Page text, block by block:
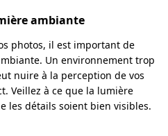
ambiante
photos, il est important de
Un environnement trop
nuire à la perception de vos
Veillez à ce que la lumière
les détails soient bien visibles.